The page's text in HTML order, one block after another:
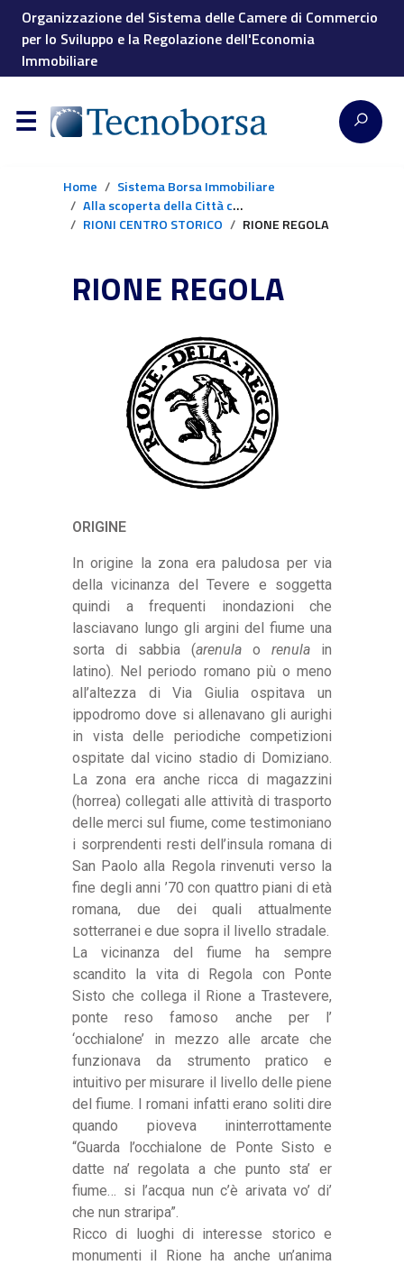
Organizzazione del Sistema delle Camere di Commercio
per lo Sviluppo e la Regolazione dell'Economia
Immobiliare
Home
Sistema Borsa Immobiliare
Alla scoperta della Città con la Borsa Immobiliare
RIONI CENTRO STORICO
RIONE REGOLA
RIONE REGOLA
ORIGINE
In origine la zona era paludosa per via
della vicinanza del Tevere e soggetta
quindi a frequenti inondazioni che
lasciavano lungo gli argini del fiume una
sorta di sabbia (arenula o renula in
latino). Nel periodo romano più o meno
all’altezza di Via Giulia ospitava un
ippodromo dove si allenavano gli aurighi
in vista delle periodiche competizioni
ospitate dal vicino stadio di Domiziano.
La zona era anche ricca di magazzini
(horrea) collegati alle attività di trasporto
delle merci sul fiume, come testimoniano
i sorprendenti resti dell’insula romana di
San Paolo alla Regola rinvenuti verso la
fine degli anni ’70 con quattro piani di età
romana, due dei quali attualmente
sotterranei e due sopra il livello stradale.
La vicinanza del fiume ha sempre
scandito la vita di Regola con Ponte
Sisto che collega il Rione a Trastevere,
ponte reso famoso anche per l’
‘occhialone’ in mezzo alle arcate che
funzionava da strumento pratico e
intuitivo per misurare il livello delle piene
del fiume. I romani infatti erano soliti dire
quando pioveva ininterrottamente
“Guarda l’occhialone de Ponte Sisto e
datte na’ regolata a che punto sta’ er
fiume… si l’acqua nun c’è arivata vo’ di’
che nun straripa”.
Ricco di luoghi di interesse storico e
monumenti il Rione ha anche un’anima